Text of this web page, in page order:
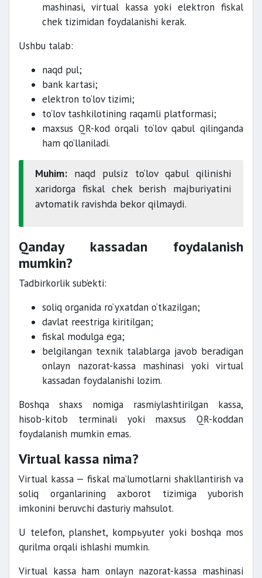
mashinasi, virtual kassa yoki elektron fiskal
chek tizimidan foydalanishi kerak.
Ushbu talab:
naqd pul;
bank kartasi;
elektron to‘lov tizimi;
to‘lov tashkilotining raqamli platformasi;
maxsus QR-kod orqali to‘lov qabul qilinganda
ham qo‘llaniladi.
Muhim: naqd pulsiz to‘lov qabul qilinishi
xaridorga fiskal chek berish majburiyatini
avtomatik ravishda bekor qilmaydi.
Qanday kassadan foydalanish
mumkin?
Tadbirkorlik sub’ekti:
soliq organida ro‘yxatdan o‘tkazilgan;
davlat reestriga kiritilgan;
fiskal modulga ega;
belgilangan texnik talablarga javob beradigan
onlayn nazorat-kassa mashinasi yoki virtual
kassadan foydalanishi lozim.
Boshqa shaxs nomiga rasmiylashtirilgan kassa,
hisob-kitob terminali yoki maxsus QR-koddan
foydalanish mumkin emas.
Virtual kassa nima?
Virtual kassa — fiskal ma’lumotlarni shakllantirish va
soliq organlarining axborot tizimiga yuborish
imkonini beruvchi dasturiy mahsulot.
U telefon, planshet, kompьyuter yoki boshqa mos
qurilma orqali ishlashi mumkin.
Virtual kassa ham onlayn nazorat-kassa mashinasi